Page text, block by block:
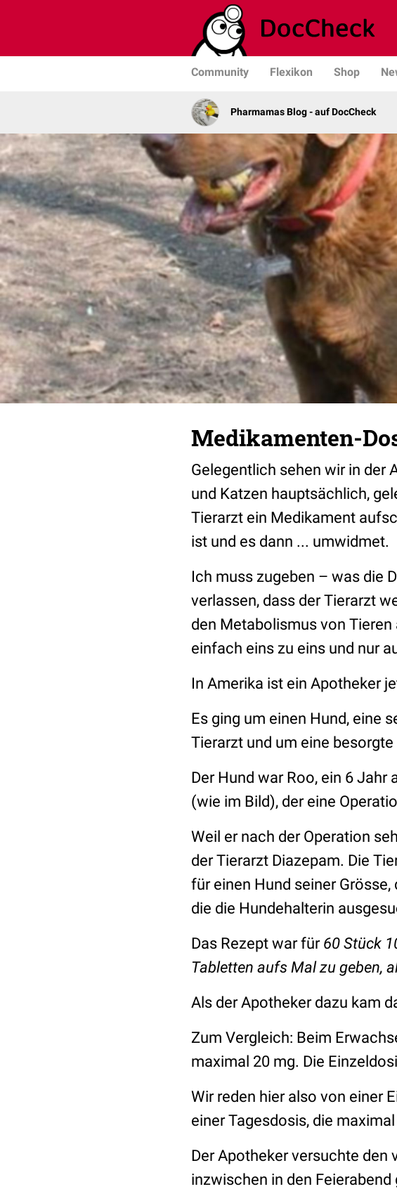
Community Flexikon Shop
Pharmamas Blog - auf DocCheck
Medikamenten-
Gelegentlich sehen wir in der
und Katzen hauptsächlich,
Tierarzt ein Medikament
ist und es dann ... umwidmet.
Ich muss zugeben – was die
verlassen, dass der Tierarzt
den Metabolismus von
einfach eins zu eins und nur
In Amerika ist ein Apotheker
Es ging um einen Hund, eine
Tierarzt und um eine
Der Hund war Roo, ein 6
(wie im Bild), der eine
Weil er nach der Operation
der Tierarzt Diazepam. Die
für einen Hund seiner
die die Hundehalterin
Das Rezept war für 60 Stück
Tabletten aufs Mal zu geben,
Als der Apotheker dazu kam
Zum Vergleich: Beim
maximal 20 mg. Die
Wir reden hier also von einer
einer Tagesdosis, die
Der Apotheker versuchte den
inzwischen in den